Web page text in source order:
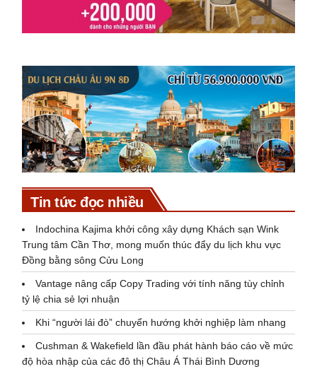
Tin tức đọc nhiều
Indochina Kajima khởi công xây dựng Khách sạn Wink
Trung tâm Cần Thơ, mong muốn thúc đẩy du lịch khu vực
Đồng bằng sông Cửu Long
Vantage nâng cấp Copy Trading với tính năng tùy chỉnh
tỷ lệ chia sẻ lợi nhuận
Khi “người lái đò” chuyển hướng khởi nghiệp làm nhang
Cushman & Wakefield lần đầu phát hành báo cáo về mức
độ hòa nhập của các đô thị Châu Á Thái Bình Dương